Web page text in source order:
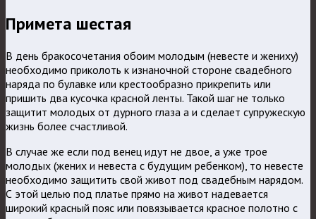
Примета шестая
В день бракосочетания обоим молодым (невесте и жениху)
необходимо приколоть к изнаночной стороне свадебного
наряда по булавке или крестообразно прикрепить или
пришить два кусочка красной ленты. Такой шаг не только
защитит молодых от дурного глаза а и сделает супружескую
жизнь более счастливой.
В случае же если под венец идут не двое, а уже трое
молодых (жених и невеста с будущим ребенком), то невесте
необходимо защитить свой живот под свадебным нарядом.
С этой целью под платье прямо на живот надевается
широкий красный пояс или повязывается красное полотно с